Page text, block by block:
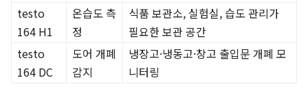
testo
164 H1
온습도 측
정
식품 보관소, 실험실, 습도 관리가
필요한 보관 공간
testo
164 DC
도어 개폐
감지
냉장고·냉동고·창고 출입문 개폐 모
니터링